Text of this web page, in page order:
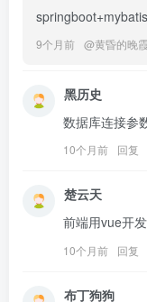
9个月前 @黄昏的晚
黑历史
数据库连接参
10个月前 回复
楚云天
前端用vue开
10个月前 回复
布丁狗狗